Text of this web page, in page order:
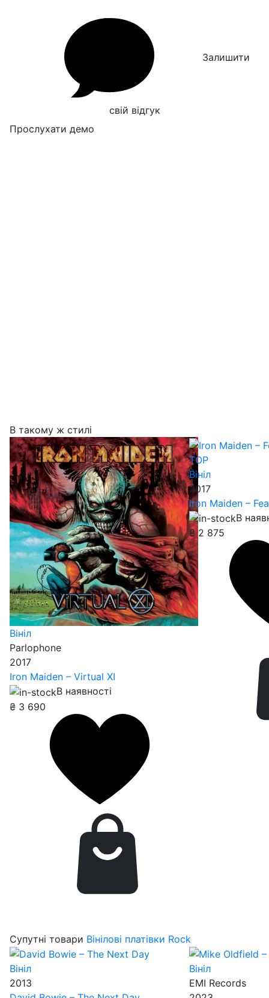
Залишити
свій відгук
Прослухати демо
В такому ж стилі
Вініл
Parlophone
2017
Iron Maiden – Virtual XI
В наявності
₴ 3 690
TOP
Вініл
2017
Iron Maiden –
В
₴2 875
Супутні товари Вінілові платівки Rock
Вініл
2013
Вініл
EMI Records